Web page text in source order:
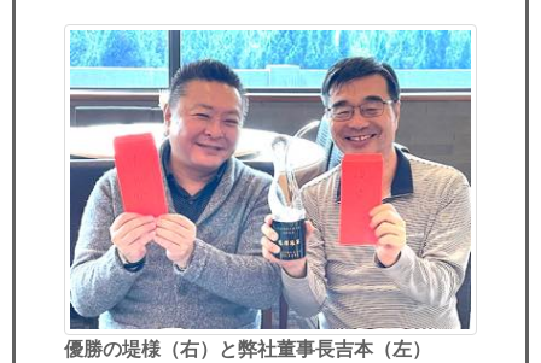
優勝の堤様 （右）と弊社董事長吉本（左）